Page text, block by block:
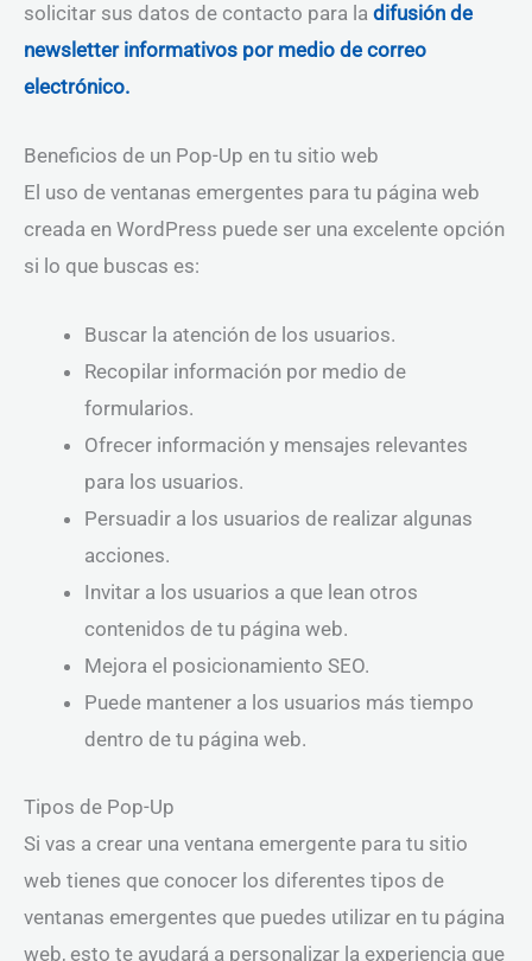
solicitar sus datos de contacto para la difusión de
newsletter informativos por medio de correo
electrónico.
Beneficios de un Pop-Up en tu sitio web
El uso de ventanas emergentes para tu página web
creada en WordPress puede ser una excelente opción
si lo que buscas es:
Buscar la atención de los usuarios.
Recopilar información por medio de
formularios.
Ofrecer información y mensajes relevantes
para los usuarios.
Persuadir a los usuarios de realizar algunas
acciones.
Invitar a los usuarios a que lean otros
contenidos de tu página web.
Mejora el posicionamiento SEO.
Puede mantener a los usuarios más tiempo
dentro de tu página web.
Tipos de Pop-Up
Si vas a crear una ventana emergente para tu sitio
web tienes que conocer los diferentes tipos de
ventanas emergentes que puedes utilizar en tu página
web, esto te ayudará a personalizar la experiencia que